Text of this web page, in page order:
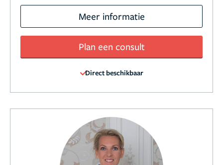
Meer informatie
Plan een consult
Direct beschikbaar